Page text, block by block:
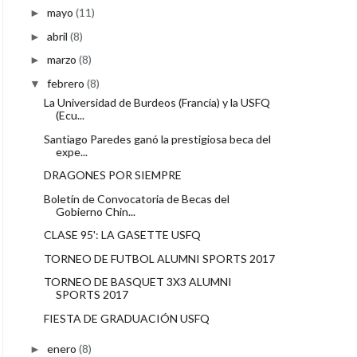
► mayo (11)
► abril (8)
► marzo (8)
▼ febrero (8)
La Universidad de Burdeos (Francia) y la USFQ
(Ecu...
Santiago Paredes ganó la prestigiosa beca del
expe...
DRAGONES POR SIEMPRE
Boletín de Convocatoria de Becas del
Gobierno Chin...
CLASE 95': LA GASETTE USFQ
TORNEO DE FUTBOL ALUMNI SPORTS 2017
TORNEO DE BASQUET 3X3 ALUMNI
SPORTS 2017
FIESTA DE GRADUACIÓN USFQ
► enero (8)